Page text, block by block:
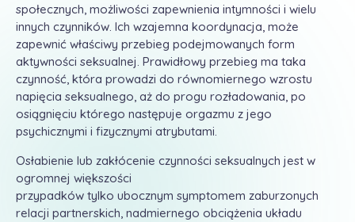
społecznych, możliwości zapewnienia intymności i wielu
innych czynników. Ich wzajemna koordynacja, może
zapewnić właściwy przebieg podejmowanych form
aktywności seksualnej. Prawidłowy przebieg ma taka
czynność, która prowadzi do równomiernego wzrostu
napięcia seksualnego, aż do progu rozładowania, po
osiągnięciu którego następuje orgazmu z jego
psychicznymi i fizycznymi atrybutami.
​Osłabienie lub zakłócenie czynności seksualnych jest w
ogromnej większości
przypadków tylko ubocznym symptomem zaburzonych
relacji partnerskich, nadmiernego obciążenia układu